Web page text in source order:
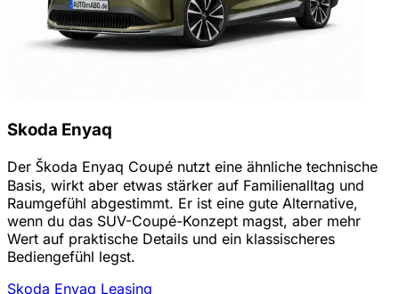
Skoda Enyaq
Der Škoda Enyaq Coupé nutzt eine ähnliche technische
Basis, wirkt aber etwas stärker auf Familienalltag und
Raumgefühl abgestimmt. Er ist eine gute Alternative,
wenn du das SUV-Coupé-Konzept magst, aber mehr
Wert auf praktische Details und ein klassischeres
Bediengefühl legst.
Skoda Enyaq Leasing